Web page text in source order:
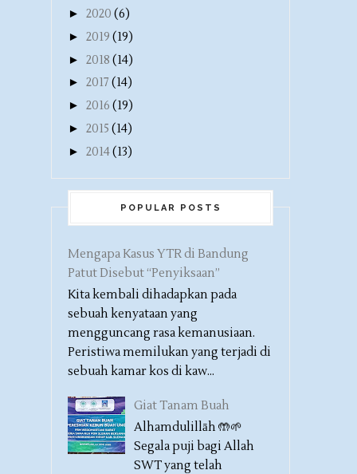
► 2020 (6)
► 2019 (19)
► 2018 (14)
► 2017 (14)
► 2016 (19)
► 2015 (14)
► 2014(13)
POPULAR POSTS
Mengapa Kasus YTR di Bandung
Patut Disebut “Penyiksaan”
Kita kembali dihadapkan pada
sebuah kenyataan yang
mengguncang rasa kemanusiaan.
Peristiwa memilukan yang terjadi di
sebuah kamar kos di kaw...
Giat Tanam Buah
Alhamdulillāh 🤲🌱
Segala puji bagi Allah
SWT yang telah